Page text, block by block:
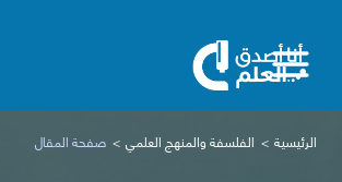
الرئيسية الفلسفة والمنهج العلمي صفحة المقال